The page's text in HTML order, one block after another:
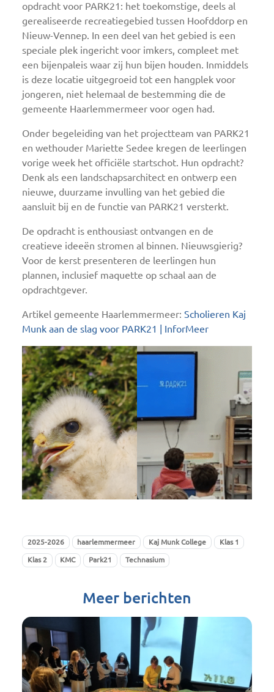
opdracht voor PARK21: het toekomstige, deels al
gerealiseerde recreatiegebied tussen Hoofddorp en
Nieuw-Vennep. In een deel van het gebied is een
speciale plek ingericht voor imkers, compleet met
een bijenpaleis waar zij hun bijen houden. Inmiddels
is deze locatie uitgegroeid tot een hangplek voor
jongeren, niet helemaal de bestemming die de
gemeente Haarlemmermeer voor ogen had.
Onder begeleiding van het projectteam van PARK21
en wethouder Mariette Sedee kregen de leerlingen
vorige week het officiële startschot. Hun opdracht?
Denk als een landschapsarchitect en ontwerp een
nieuwe, duurzame invulling van het gebied die
aansluit bij en de functie van PARK21 versterkt.
De opdracht is enthousiast ontvangen en de
creatieve ideeën stromen al binnen. Nieuwsgierig?
Voor de kerst presenteren de leerlingen hun
plannen, inclusief maquette op schaal aan de
opdrachtgever.
Artikel gemeente Haarlemmermeer: Scholieren Kaj
Munk aan de slag voor PARK21 | InforMeer
2025-2026 haarlemmermeer Kaj Munk College Klas 1
Klas 2 KMC Park21 Technasium
Meer berichten